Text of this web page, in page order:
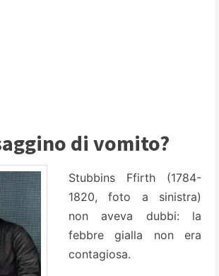
di vomito?
Stubbins Ffirth (1784-
1820, foto a sinistra)
non aveva dubbi: la
febbre gialla non era
contagiosa.